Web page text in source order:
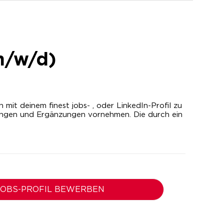
w/d)
deinem finest jobs- , oder LinkedIn-Profil zu
und Ergänzungen vornehmen. Die durch ein
PROFIL BEWERBEN